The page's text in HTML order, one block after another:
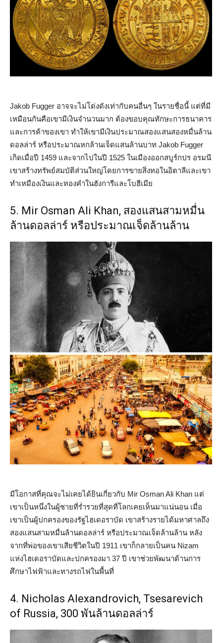
Jakob Fugger อาจจะไม่โด่งดังเท่ากับคนอื่นๆ ในรายชื่อนี้ แต่ที่มี
เหมือนกันคือเขามีเงินจำนวนมาก ต้องขอบคุณทักษะการธนาคาร
และการค้าของเขา ทำให้เขามีเงินประมาณสองแสนสองหมื่นล้าน
ดอลล่าร์ หรือประมาณหกล้านเจ็ดแสนล้านบาท Jakob Fugger
เกิดเมื่อปี 1459 และจากไปในปี 1525 ในเมืองออกสบูร์กปร อรมนี
เขาสร้างทรัพย์สมบัติส่วนใหญ่โดยการขายสิ่งทอในอิตาลีและเขา
ทำเหมืองเงินและทองคำในฮังการีและโบฮีเมีย
5. Mir Osman Ali Khan, สองแสนสามหมื่น
ล้านดอลล่าร์ หรือประมาณเจ็ดล้านล้าน
มีโอกาสที่คุณจะไม่เคยได้ยินเกี่ยวกับ Mir Osman Ali Khan แต่
เขาเป็นหนึ่งในผู้ชายที่ร่ำรวยที่สุดที่โลกเคยเห็นมาแน่นอน เมื่อ
เขาเป็นผู้ปกครองของรัฐไฮเดอราบัด เขาสร้างรายได้มหาศาลถึง
สองแสนสามหมื่นล้านดอลล่าร์ หรือประมาณเจ็ดล้านล้าน หลัง
จากที่พ่อของเขาเสียชีวิตในปี 1911 เขาก็กลายเป็นคน Nizam
แห่งไฮเดอราบัดและปกครองมา 37 ปี เขาช่วยพัฒนาด้านการ
ศึกษาไฟฟ้าและทางรถไฟในพื้นที่
4. Nicholas Alexandrovich, Tsesarevich
of Russia, 300 พันล้านดอลล่าร์